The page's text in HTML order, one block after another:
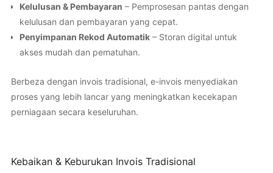
Kelulusan & Pembayaran – Pemprosesan pantas dengan
kelulusan dan pembayaran yang cepat.
Penyimpanan Rekod Automatik – Storan digital untuk
akses mudah dan pematuhan.
Berbeza dengan invois tradisional, e-invois menyediakan
proses yang lebih lancar yang meningkatkan kecekapan
perniagaan secara keseluruhan.
Kebaikan & Keburukan Invois Tradisional